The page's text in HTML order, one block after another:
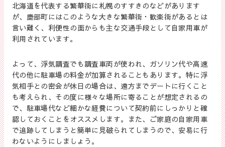
北海道を代表する繁華街に札幌のすすきのなどがあります
が、鹿部町にはこのような大きな繁華街・歓楽街があるとは
言い難く、利便性の面からも主な交通手段として自家用車が
利用されています。
よって、浮気調査でも調査車両が使われ、ガソリン代や高速
代の他に駐車場の料金が加算されることもあります。特に浮
気相手との密会が休日の場合は、遠方までデートに行くこと
も考えられ、その度に様々な場所に寄ることが想定されるの
で、駐車場代など細かな経費について契約前にしっかりと確
認しておくことをオススメします。また、ご家庭の自家用車
で追跡してしまうと簡単に見破られてしまうので、安易に行
わないようにしましょう。